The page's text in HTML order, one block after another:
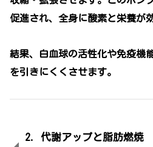
促進され、全身に酸素と栄養が
結果、白血球の活性化や免疫機
を引きにくくさせます。
2. 代謝アップと脂肪燃焼